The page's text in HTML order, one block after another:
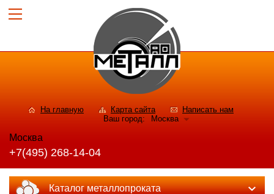
На главную Карта сайта
Написать нам
Ваш город:
Москва
Москва
+7(495) 268-14-04
Каталог металлопроката